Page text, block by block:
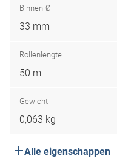
Binnen-Ø
33 mm
Rollenlengte
50 m
Gewicht
0,063 kg
Alle eigenschappen